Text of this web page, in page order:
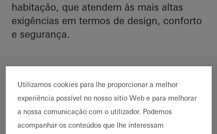
habitação, que atendem às mais altas
exigências em termos de design, conforto
e segurança.
Filtros selecionados
Filtrar resultados
Edifício famoso
Utilizamos cookies para lhe proporcionar a melhor
experiência possível no nosso sítio Web e para melhorar
a nossa comunicação com o utilizador. Podemos
acompanhar os conteúdos que lhe interessam